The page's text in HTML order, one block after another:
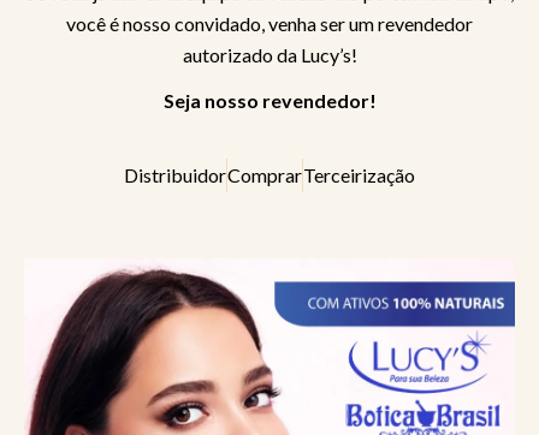
você é nosso convidado, venha ser um revendedor
autorizado da Lucy’s!
Seja nosso revendedor!
DistribuidorComprarTerceirização